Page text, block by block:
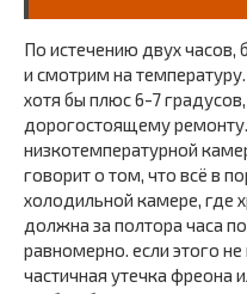
По истечению двух часов,
и смотрим на
хотя бы плюс 6-7
дорогостоящему
низкотемпературной
говорит о том, что всё в
холодильной камере, где
должна за полтора часа
равномерно. если этого
частичная утечка фреона